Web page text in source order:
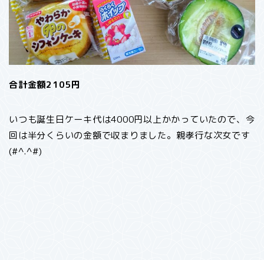
合計金額2105円
いつも誕生日ケーキ代は4000円以上かかっていたので、今
回は半分くらいの金額で収まりました。親孝行な次女です
(#^.^#)